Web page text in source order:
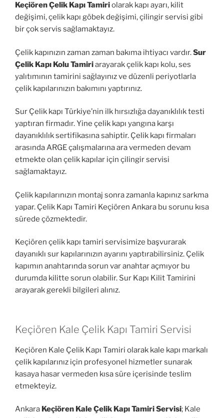
Keçiören Çelik Kapı Tamiriolarak kapı ayarı, kilit
değişimi, çelik kapı göbek değişimi, çilingir servisi gibi
bir çok servis sağlamaktayız.
Çelik kapınızın zaman zaman bakıma ihtiyacı vardır.Sur
Çelik Kapı Kolu Tamiriarayarak çelik kapı kolu, ses
yalıtımının tamirini sağlayınız ve düzenli periyotlarla
çelik kapılarınızın bakımını yaptırınız.
Sur Çelik kapı Türkiye’nin ilk hırsızlığa dayanıklılık testi
yaptıran firmadır. Yine çelik kapı yangına karşı
dayanıklılık sertifikasına sahiptir. Çelik kapı firmaları
arasında ARGE çalışmalarına ara vermeden devam
etmekte olan çelik kapılar için çilingir servisi
sağlamaktayız.
Çelik kapılarınızın montaj sonra zamanla kapınız sarkma
yapar. Çelik Kapı Tamiri Keçiören Ankara bu sorunu kısa
sürede çözmektedir.
Keçiören çelik kapı tamiri servisimize başvurarak
dayanıklı sur kapılarınızın ayarını yaptırabilirsiniz. Çelik
kapımın anahtarında sorun var anahtar açmıyor bu
durumda kilitte sorun olabilir. Sur Kapı Kilit Tamirini
arayarak gerekli bilgileri alınız.
Keçiören Kale Çelik Kapı Tamiri Servisi
Keçiören Kale Çelik Kapı Tamiri olarak kale kapı markalı
çelik kapılarınız için profesyonel hizmetler sunarak
kasaya hasar vermeden kısa süre içerisinde teslim
etmekteyiz.
Ankara Keçiören Kale Çelik Kapı Tamiri Servisi; Kale